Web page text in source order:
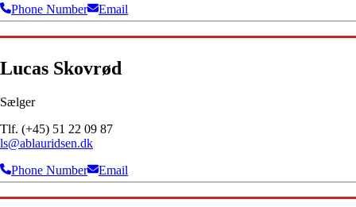
Phone Number
Email
Lucas Skovrød
Sælger
Tlf. (+45) 51 22 09 87
ls@ablauridsen.dk
Phone Number
Email